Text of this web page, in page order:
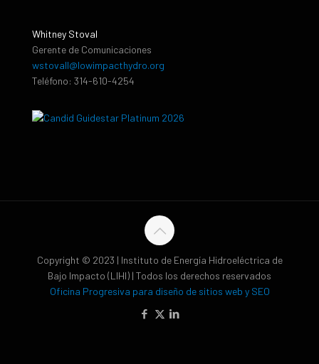
Whitney Stoval
Gerente de Comunicaciones
wstovall@lowimpacthydro.org
Teléfono: 314-610-4254
Copyright © 2023 | Instituto de Energía Hidroeléctrica de
Bajo Impacto (LIHI) | Todos los derechos reservados
Oficina Progresiva para diseño de sitios web y SEO